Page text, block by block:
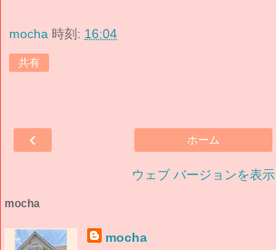
mocha 時刻: 16:04
共有
‹ ホーム
ウェブ バージョンを表示
mocha
mocha